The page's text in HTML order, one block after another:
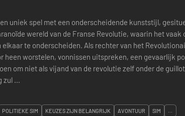
uniek spel met een onderscheidende kunststijl,
wereld van de Franse Revolutie, waarin het vaak
elkaar te onderscheiden. Als rechter van het
heen worstelen, vonnissen uitspreken, een gevaarlijk
om niet als vijand van de revolutie zelf onder de
zul ...
POLITIEKE SIM KEUZES ZIJN BELANGRIJK AVONTUUR SIM ...